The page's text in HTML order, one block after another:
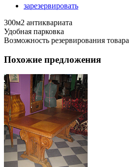
зарезервировать
300м2 антиквариата
Удобная парковка
Возможность резервирования товара
Похожие предложения